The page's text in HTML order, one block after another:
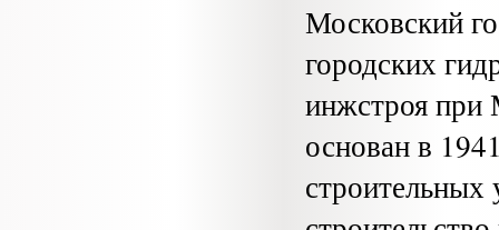
Московский
городских
инжстроя при
основан в